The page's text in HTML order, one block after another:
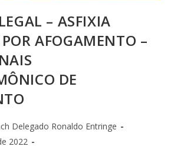
– ASFIXIA
AFOGAMENTO –
DE
Delegado Ronaldo Entringe
2022